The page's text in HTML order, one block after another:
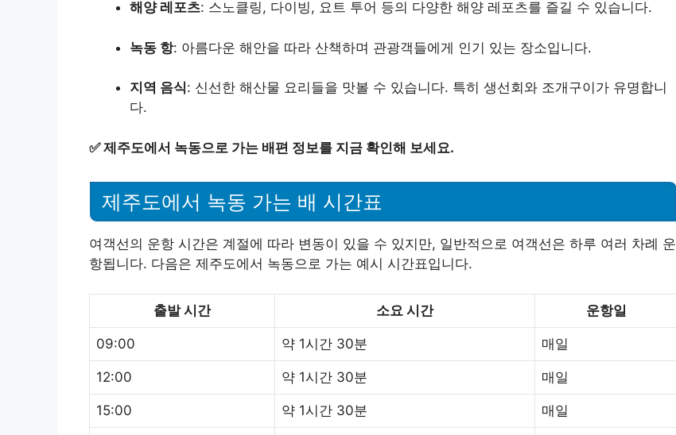
해양 레포츠: 스노클링, 다이빙, 요트 투어 등의 다양한 해양 레포츠를 즐길 수 있습니다.
녹동 항: 아름다운 해안을 따라 산책하며 관광객들에게 인기 있는 장소입니다.
지역 음식: 신선한 해산물 요리들을 맛볼 수 있습니다. 특히 생선회와 조개구이가 유명합니
다.
✅제주도에서 녹동으로 가는 배편 정보를 지금 확인해 보세요.
제주도에서 녹동 가는 배 시간표
여객선의 운항 시간은 계절에 따라 변동이 있을 수 있지만, 일반적으로 여객선은 하루 여러 차례 운
항됩니다. 다음은 제주도에서 녹동으로 가는 예시 시간표입니다.
출발 시간 소요 시간 운항일
09:00 약 1시간 30분 매일
12:00 약 1시간 30분 매일
15:00 약 1시간 30분 매일